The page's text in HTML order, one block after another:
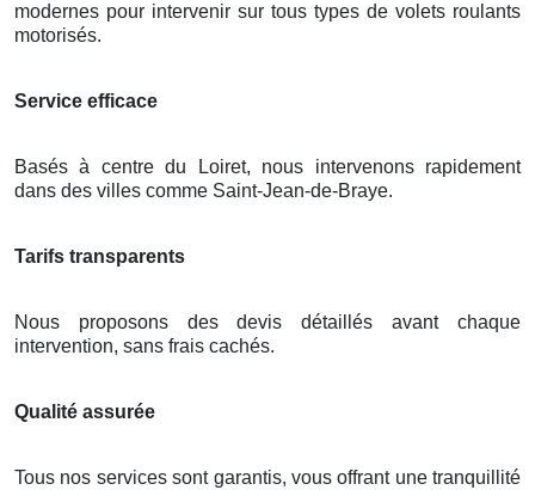
modernes pour intervenir sur tous types de volets roulants
motorisés.
Service efficace
Basés à centre du Loiret, nous intervenons rapidement
dans des villes comme Saint-Jean-de-Braye.
Tarifs transparents
Nous proposons des devis détaillés avant chaque
intervention, sans frais cachés.
Qualité assurée
Tous nos services sont garantis, vous offrant une tranquillité